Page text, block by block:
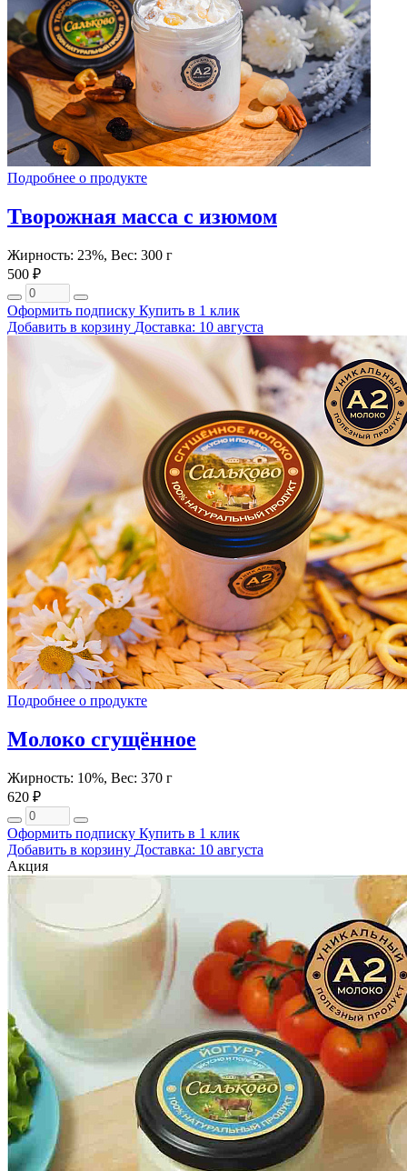
Подробнее о продукте
Творожная масса с изюмом
Жирность: 23%, Вес: 300 г
500 ₽
Оформить подписку Купить в 1 клик
Добавить в корзину Доставка: 10 августа
Подробнее о продукте
Молоко сгущённое
Жирность: 10%, Вес: 370 г
620 ₽
Оформить подписку Купить в 1 клик
Добавить в корзину Доставка: 10 августа
Акция